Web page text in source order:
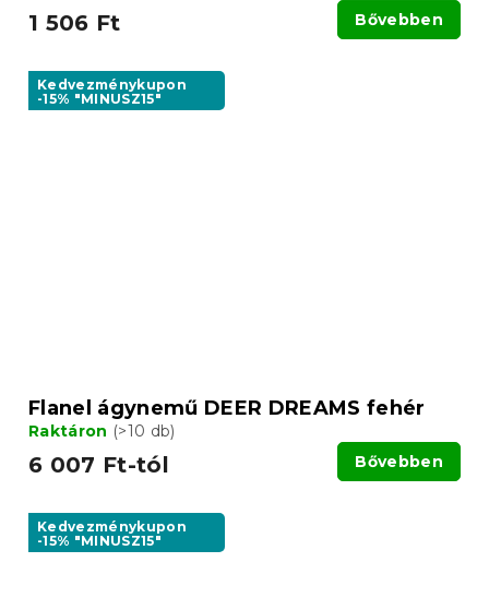
1 506 Ft Bővebben
Kedvezménykupon
-15% "MINUSZ15"
Flanel ágynemű DEER DREAMS fehér
Raktáron (>10 db)
6 007 Ft-tól Bővebben
Kedvezménykupon
-15% "MINUSZ15"